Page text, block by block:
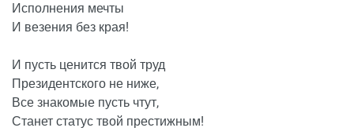
Исполнения мечты
И везения без края!
И пусть ценится твой труд
Президентского не ниже,
Все знакомые пусть чтут,
Станет статус твой престижным!